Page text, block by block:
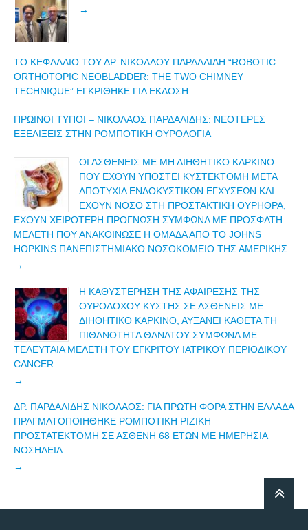
ΤΟ ΚΕΦΆΛΑΙΟ ΤΟΥ ΔΡ. ΝΙΚΌΛΑΟΥ ΠΑΡΔΑΛΊΔΗ “ROBOTIC
ORTHOTOPIC NEOBLADDER: THE TWO CHIMNEY
TECHNIQUE” ΕΓΚΡΊΘΗΚΕ ΓΙΑ ΈΚΔΟΣΗ.
ΠΡΩΙΝΟΙ ΤΥΠΟΙ – ΝΙΚΌΛΑΟΣ ΠΑΡΔΑΛΊΔΗΣ: NΕΌΤΕΡΕΣ
ΕΞΕΛΊΞΕΙΣ ΣΤΗΝ ΡΟΜΠΟΤΙΚΉ ΟΥΡΟΛΟΓΊΑ
ΟΙ ΑΣΘΕΝΕΊΣ ΜΕ ΜΗ ΔΙΗΘΗΤΙΚΌ ΚΑΡΚΊΝΟ
ΠΟΥ ΈΧΟΥΝ ΥΠΟΣΤΕΊ ΚΥΣΤΕΚΤΟΜΗ ΜΕΤΆ
ΑΠΟΤΥΧΊΑ ΕΝΔΟΚΥΣΤΙΚΩΝ ΕΓΧΎΣΕΩΝ ΚΑΙ
ΈΧΟΥΝ ΝΌΣΟ ΣΤΗ ΠΡΟΣΤΑΚΤΙΚΉ ΟΥΡΉΘΡΑ,
ΈΧΟΥΝ ΧΕΙΡΌΤΕΡΗ ΠΡΌΓΝΩΣΗ ΣΎΜΦΩΝΑ ΜΕ ΠΡΌΣΦΑΤΗ
ΜΕΛΈΤΗ ΠΟΥ ΑΝΑΚΟΊΝΩΣΕ Η ΟΜΆΔΑ ΑΠΟ ΤΟ JOHNS
HOPKINS ΠΑΝΕΠΙΣΤΗΜΙΑΚΌ ΝΟΣΟΚΟΜΕΊΟ ΤΗΣ ΑΜΕΡΙΚΉΣ
Η ΚΑΘΥΣΤΈΡΗΣΗ ΤΗΣ ΑΦΑΊΡΕΣΗΣ ΤΗΣ
ΟΥΡΟΔΌΧΟΥ ΚΎΣΤΗΣ ΣΕ ΑΣΘΕΝΕΊΣ ΜΕ
ΔΙΗΘΗΤΙΚΌ ΚΑΡΚΊΝΟ, ΑΥΞΆΝΕΙ ΚΆΘΕΤΑ ΤΗ
ΠΙΘΑΝΌΤΗΤΑ ΘΑΝΆΤΟΥ ΣΎΜΦΩΝΑ ΜΕ
ΤΕΛΕΥΤΑΊΑ ΜΕΛΈΤΗ ΤΟΥ ΈΓΚΡΙΤΟΥ ΙΑΤΡΙΚΟΥ ΠΕΡΙΟΔΙΚΟΎ
CANCER
ΔΡ. ΠΑΡΔΑΛΊΔΗΣ ΝΙΚΌΛΑΟΣ: ΓΙΑ ΠΡΏΤΗ ΦΟΡΆ ΣΤΗΝ ΕΛΛΆΔΑ
ΠΡΑΓΜΑΤΟΠΟΙΉΘΗΚΕ ΡΟΜΠΟΤΙΚΉ ΡΙΖΙΚΉ
ΠΡΟΣΤΑΤΕΚΤΟΜΉ ΣΕ ΑΣΘΕΝΉ 68 ΕΤΏΝ ΜΕ ΗΜΕΡΉΣΙΑ
ΝΟΣΗΛΕΊΑ